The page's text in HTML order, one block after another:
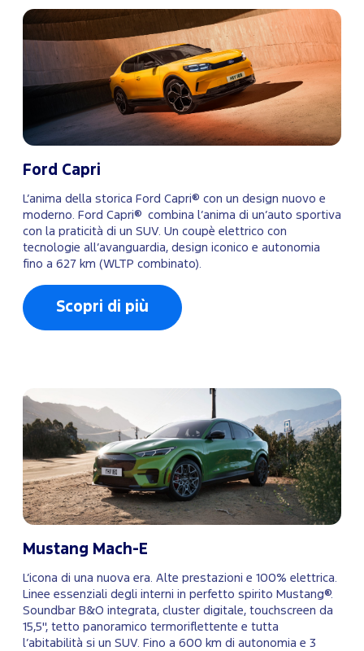
Ford Capri
L’anima della storica Ford Capri® con un design nuovo e
moderno. Ford Capri® combina l’anima di un’auto sportiva
con la praticità di un SUV. Un coupè elettrico con
tecnologie all’avanguardia, design iconico e autonomia
fino a 627 km (WLTP combinato).
Scopri di più
Mustang Mach-E
L’icona di una nuova era. Alte prestazioni e 100% elettrica.
Linee essenziali degli interni in perfetto spirito Mustang®.
Soundbar B&O integrata, cluster digitale, touchscreen da
15,5", tetto panoramico termoriflettente e tutta
l’abitabilità si un SUV. Fino a 600 km di autonomia e 3